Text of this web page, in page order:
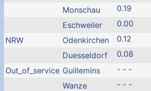
Monschau
0.19
Eschweiler
0.00
NRW
Odenkirchen
0.12
Duesseldorf
0.08
Out_of_service Guillemins
- - -
Wanze
- - -